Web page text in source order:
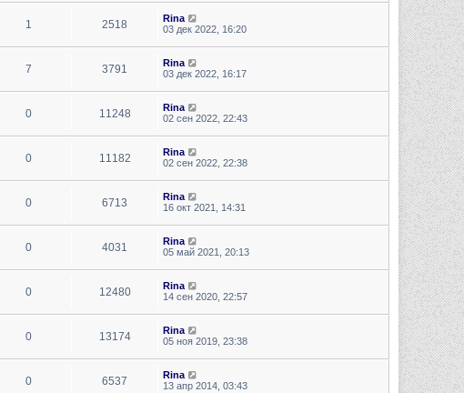
1 2518
Rina
03 дек 2022, 16:20
7 3791
Rina
03 дек 2022, 16:17
0 11248
Rina
02 сен 2022, 22:43
0 11182
Rina
02 сен 2022, 22:38
0 6713
Rina
16 окт 2021, 14:31
0 4031
Rina
05 май 2021, 20:13
0 12480
Rina
14 сен 2020, 22:57
0 13174
Rina
05 ноя 2019, 23:38
0 6537
Rina
13 апр 2014, 03:43